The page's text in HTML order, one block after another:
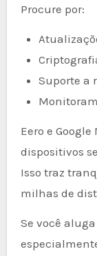
Procure por:
Suporte a
Eero e
dispositivos
Isso traz
milhas de
Se você